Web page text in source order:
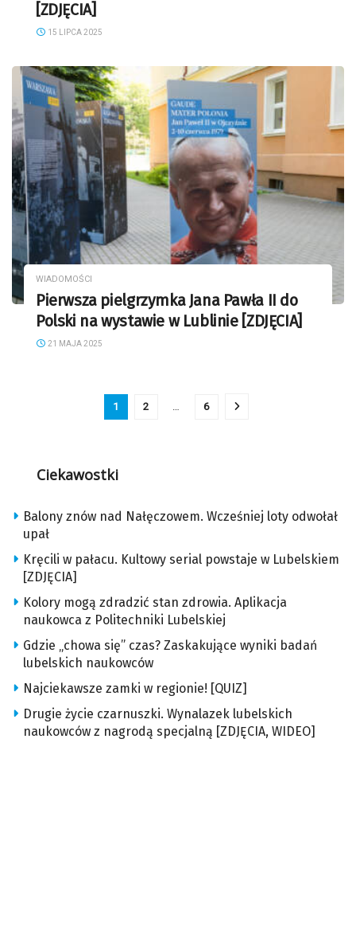
[ZDJĘCIA]
15 LIPCA 2025
WIADOMOŚCI
Pierwsza pielgrzymka Jana Pawła II do
Polski na wystawie w Lublinie [ZDJĘCIA]
21 MAJA 2025
1 2 … 6
Ciekawostki
Balony znów nad Nałęczowem. Wcześniej loty odwołał
upał
Kręcili w pałacu. Kultowy serial powstaje w Lubelskiem
[ZDJĘCIA]
Kolory mogą zdradzić stan zdrowia. Aplikacja
naukowca z Politechniki Lubelskiej
Gdzie „chowa się” czas? Zaskakujące wyniki badań
lubelskich naukowców
Najciekawsze zamki w regionie! [QUIZ]
Drugie życie czarnuszki. Wynalazek lubelskich
naukowców z nagrodą specjalną [ZDJĘCIA, WIDEO]